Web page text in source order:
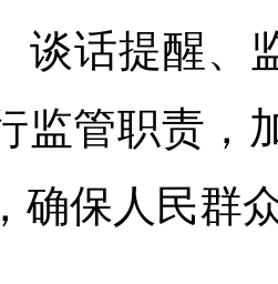
谈话提醒、
监管职责，
确保人民群